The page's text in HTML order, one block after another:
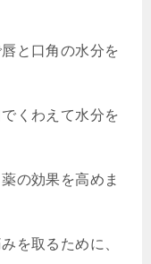
と口角の水分を
くわえて水分を
の効果を高めま
を取るために、